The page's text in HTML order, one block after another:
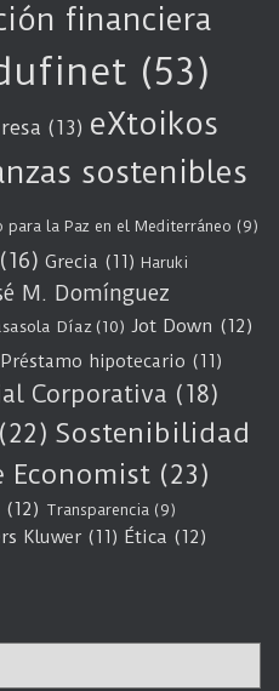
financiera
(53)
(13) eXtoikos
sostenibles
para la Paz en el Mediterráneo (9)
(16) Grecia (11) Haruki
M. Domínguez
Díaz (10) Jot Down (12)
Préstamo hipotecario (11)
Corporativa (18)
(22) Sostenibilidad
Economist (23)
(12) Transparencia (9)
Kluwer (11) Ética (12)